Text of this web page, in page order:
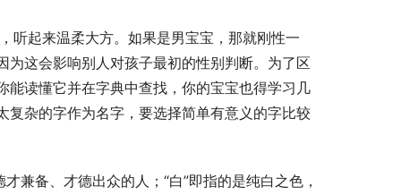
这会影响别人对孩子最初的性别判断。为了区
读懂它并在字典中查找，你的宝宝也得学习几
杂的字作为名字，要选择简单有意义的字比较